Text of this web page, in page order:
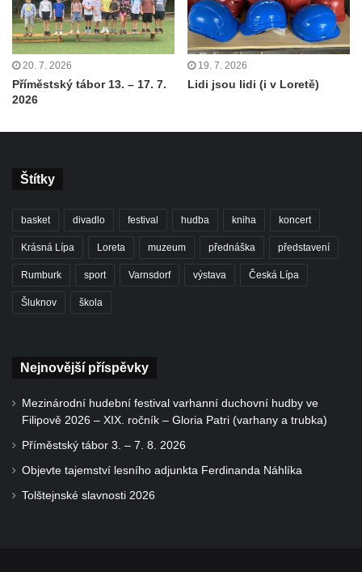
20. 7. 2026
Příměstský tábor 13. – 17. 7.
2026
19. 7. 2026
Lidi jsou lidi (i v Loretě)
Štítky
basket divadlo festival hudba kniha koncert
Krásná Lípa Loreta muzeum přednáška představení
Rumburk sport Varnsdorf výstava Česká Lípa
Šluknov škola
Nejnovější příspěvky
Mezinárodní hudební festival varhanní duchovní hudby ve
Filipově 2026 – XIX. ročník – Gloria Patri (varhany a trubka)
Příměstský tábor 3. – 7. 8. 2026
Objevte tajemství lesního adjunkta Ferdinanda Náhlíka
Tolštejnské slavnosti 2026